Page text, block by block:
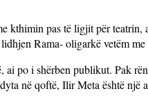
kthimin pas të ligjit për
Rama- oligarkë vetëm
po i shërben publikut. Pak
në qoftë, Ilir Meta është një